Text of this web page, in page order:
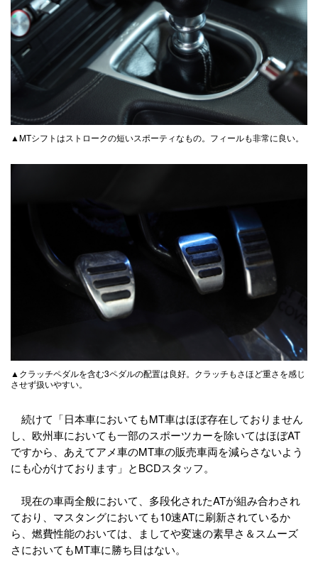
▲MTシフトはストロークの短いスポーティなもの。フィールも非常に良い。
▲クラッチペダルを含む3ペダルの配置は良好。クラッチもさほど重さを感じ
させず扱いやすい。
続けて「日本車においてもMT車はほぼ存在しておりません
し、欧州車においても一部のスポーツカーを除いてはほぼAT
ですから、あえてアメ車のMT車の販売車両を減らさないよう
にも心がけております」とBCDスタッフ。
現在の車両全般において、多段化されたATが組み合わされ
ており、マスタングにおいても10速ATに刷新されているか
ら、燃費性能のおいては、ましてや変速の素早さ＆スムーズ
さにおいてもMT車に勝ち目はない。